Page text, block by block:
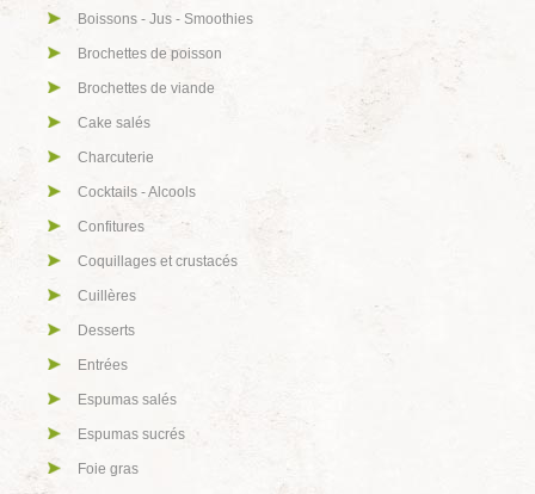
Boissons - Jus - Smoothies
Brochettes de poisson
Brochettes de viande
Cake salés
Charcuterie
Cocktails - Alcools
Confitures
Coquillages et crustacés
Cuillères
Desserts
Entrées
Espumas salés
Espumas sucrés
Foie gras